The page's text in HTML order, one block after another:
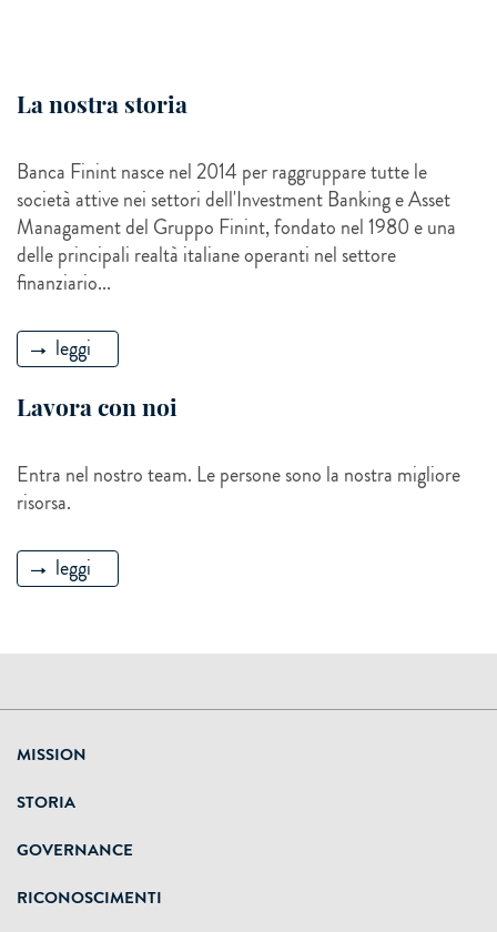
La nostra storia
Banca Finint nasce nel 2014 per raggruppare tutte le
società attive nei settori dell'Investment Banking e Asset
Managament del Gruppo Finint, fondato nel 1980 e una
delle principali realtà italiane operanti nel settore
finanziario...
leggi
Lavora con noi
Entra nel nostro team. Le persone sono la nostra migliore
risorsa.
leggi
MISSION
STORIA
GOVERNANCE
RICONOSCIMENTI